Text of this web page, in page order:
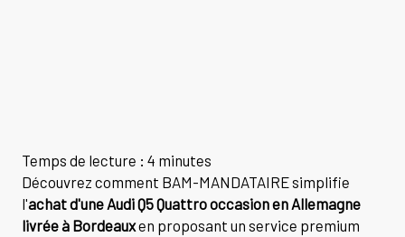
Temps de lecture : 4 minutes
Découvrez comment BAM-MANDATAIRE simplifie
l'achat d'une Audi Q5 Quattro occasion en Allemagne
livrée à Bordeauxen proposant un service premium